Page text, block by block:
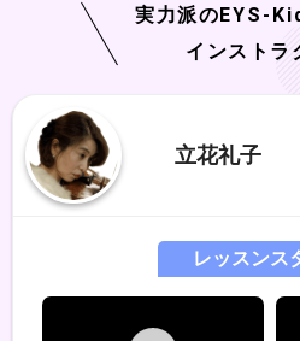
実力派の EYS-
インストラ
立花礼子
レッスンス